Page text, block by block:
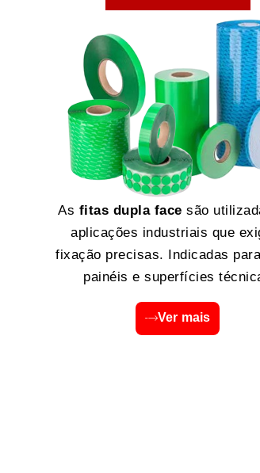
As fitas dupla face são
aplicações industriais que
fixação precisas. Indicadas
painéis e superfícies
Ver mais